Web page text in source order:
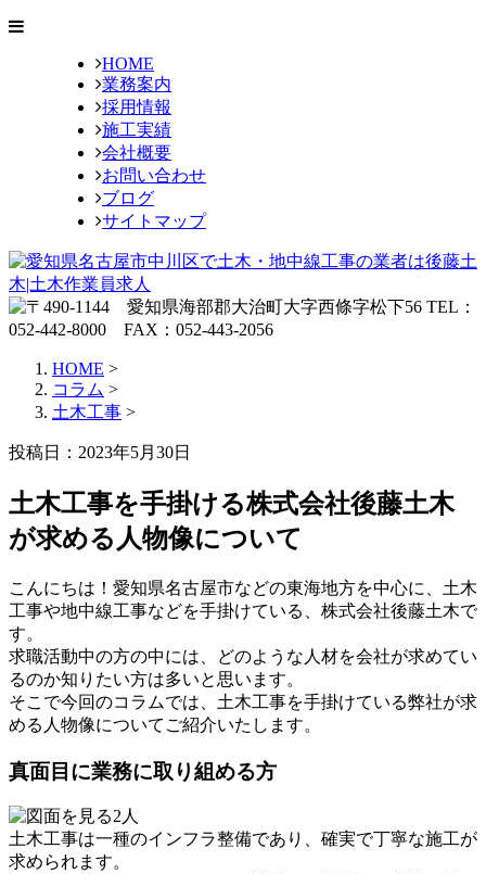
HOME
業務案内
採用情報
施工実績
会社概要
お問い合わせ
ブログ
サイトマップ
HOME >
コラム >
土木工事 >
投稿日：2023年5月30日
土木工事を手掛ける株式会社後藤土木
が求める人物像について
こんにちは！愛知県名古屋市などの東海地方を中心に、土木
工事や地中線工事などを手掛けている、株式会社後藤土木で
す。
求職活動中の方の中には、どのような人材を会社が求めてい
るのか知りたい方は多いと思います。
そこで今回のコラムでは、土木工事を手掛けている弊社が求
める人物像についてご紹介いたします。
真面目に業務に取り組める方
土木工事は一種のインフラ整備であり、確実で丁寧な施工が
求められます。